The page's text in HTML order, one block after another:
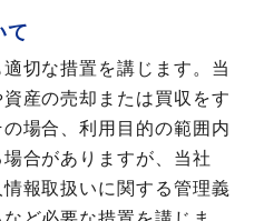
て
切な措置を講じます。当
産の売却または買収をす
場合、利用目的の範囲内
合がありますが、当社
報取扱いに関する管理義